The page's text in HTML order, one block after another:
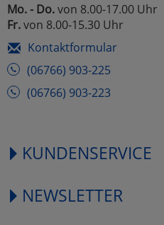
Mo. - Do.von 8.00-17.00 Uhr
Fr.von 8.00-15.30 Uhr
Kontaktformular
(06766) 903-225
(06766) 903-223
KUNDENSERVICE
NEWSLETTER